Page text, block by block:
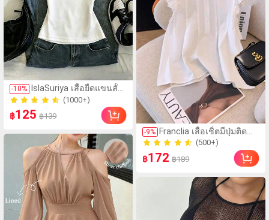
-10%
IslaSuriya เสื้อยืดแขนสั้น
คอวีพิมพ์ลายสีตัดกัน
สำหรับผู้หญิง
(1000+)
800+ ขายแล้ว
(1000+)
800+ ขายแล้ว
฿125 ฿139
-9% Franclia เสื้อเชิ้ตมีปุ่มติด
ด้านล่าง กระโปรงตกแต่ง
ระบาย คอกลม แขนสั้น สี
พื้น สำหรับผู้หญิง
(500+)
90+ ขายแล้ว
(500+)
90+ ขายแล้ว
฿172 ฿189